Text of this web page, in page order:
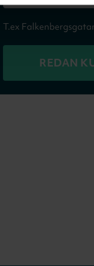
T.ex
REDAN